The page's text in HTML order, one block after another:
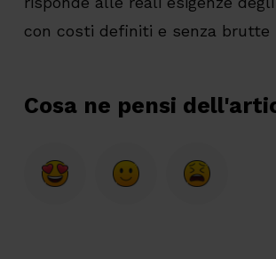
con costi definiti e senza brutte
Cosa ne pensi